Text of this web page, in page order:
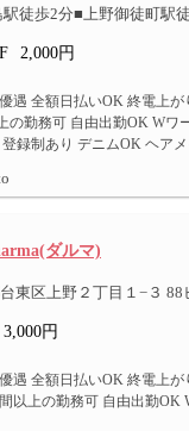
徒歩2分■上野御徒町駅
2,000円
遇 全額日払いOK 終電上
の勤務可 自由出勤OK Wワ
録制あり デニムOK ヘア
ダルマ)
東区上野２丁目１−３ 88
3,000円
遇 全額日払いOK 終電上が
以上の勤務可 自由出勤OK